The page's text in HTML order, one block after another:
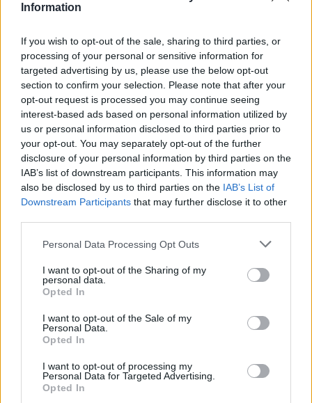
Information
If you wish to opt-out of the sale, sharing to third parties, or
processing of your personal or sensitive information for
targeted advertising by us, please use the below opt-out
section to confirm your selection. Please note that after your
opt-out request is processed you may continue seeing
interest-based ads based on personal information utilized by
us or personal information disclosed to third parties prior to
your opt-out. You may separately opt-out of the further
disclosure of your personal information by third parties on the
IAB’s list of downstream participants. This information may
also be disclosed by us to third parties on the IAB’s List of
Downstream Participants that may further disclose it to other
Personal Data Processing Opt Outs
I want to opt-out of the Sharing of my
personal data.
Opted In
I want to opt-out of the Sale of my
Personal Data.
Opted In
I want to opt-out of processing my
Personal Data for Targeted Advertising.
Opted In
Añadir un comentario ...
🪐🚀 Canciones para Ver las Estrellas:
Psicodelia y Space Rock 🎸✨
🌌🚀 Viaje intergaláctico: la mejor selección de
psicodelia, space rock y atmósferas cósmicas para
tus noches de astronomía. 🪐🎸 Desconecta, mira
al firmamento y siente la gravedad cero. 💾 ¡Guarda
esta colección para tu próxima noche estrellada!
✨⭐
Letras Top Artistas Playlists
N O P W